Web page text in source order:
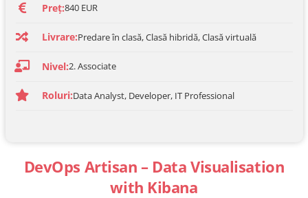
DevOps Artisan – Data Visualisation
with Kibana
Preț:840 EUR
Livrare:Predare în clasă, Clasă hibridă, Clasă virtuală
Nivel:2. Associate
Roluri:Data Analyst, Developer, IT Professional